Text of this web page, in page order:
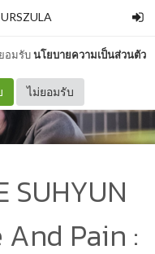
อมรับนโยบายความเป็นส่วนตัว
ไม่ยอมรับ
URSZULA
Pain :